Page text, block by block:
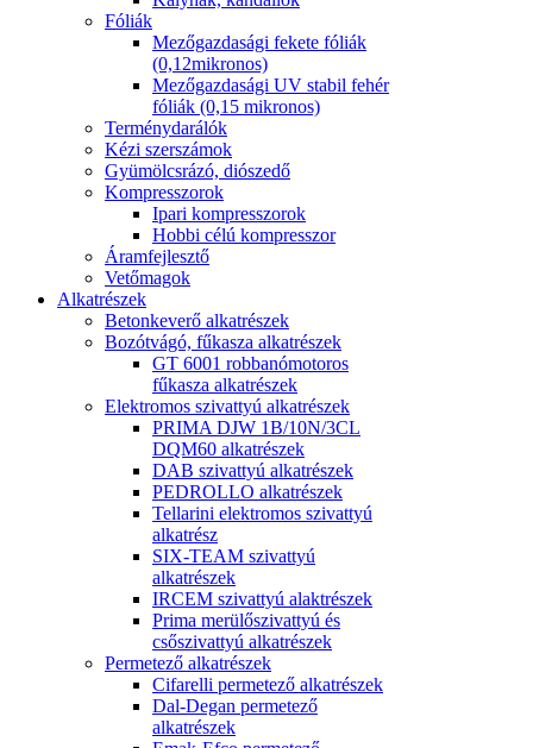
Fóliák
Mezőgazdasági fekete fóliák
(0,12mikronos)
Mezőgazdasági UV stabil fehér
fóliák (0,15 mikronos)
Terménydarálók
Kézi szerszámok
Gyümölcsrázó, diószedő
Kompresszorok
Ipari kompresszorok
Hobbi célú kompresszor
Áramfejlesztő
Vetőmagok
Alkatrészek
Betonkeverő alkatrészek
Bozótvágó, fűkasza alkatrészek
GT 6001 robbanómotoros
fűkasza alkatrészek
Elektromos szivattyú alkatrészek
PRIMA DJW 1B/10N/3CL
DQM60 alkatrészek
DAB szivattyú alkatrészek
PEDROLLO alkatrészek
Tellarini elektromos szivattyú
alkatrész
SIX-TEAM szivattyú
alkatrészek
IRCEM szivattyú alaktrészek
Prima merülőszivattyú és
csőszivattyú alkatrészek
Permetező alkatrészek
Cifarelli permetező alkatrészek
Dal-Degan permetező
alkatrészek